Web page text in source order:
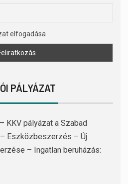
elfogadása
PÁLYÁZAT
KKV pályázat a Szabad
Eszközbeszerzés – Új
– Ingatlan beruházás: